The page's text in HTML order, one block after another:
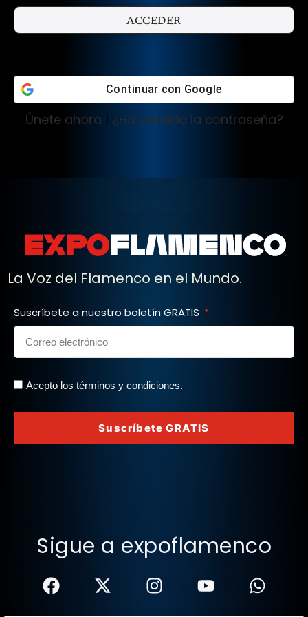
Continuar con Google
Únete ahora | ¿Ha perdido la contraseña?
La Voz del Flamenco en el Mundo.
Suscríbete a nuestro boletín GRATIS
Acepto los términos y condiciones.
Suscríbete GRATIS
Sigue a expoflamenco